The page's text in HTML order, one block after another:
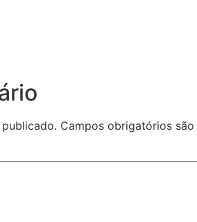
Campos obrigatórios